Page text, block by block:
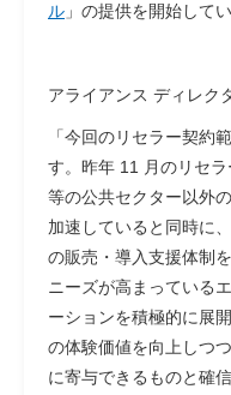
ル 」の提供を開始してい
アライアンス ディレク
「今回のリセラー契約
す。昨年 11 月のリセ
等の公共セクター以外
加速していると同時に
の販売・導入支援体制
ニーズが高まっている
ーションを積極的に展
の体験価値を向上しつ
に寄与できるものと確